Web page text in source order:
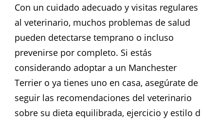
Con un cuidado adecuado y visitas regulares
al veterinario, muchos problemas de salud
pueden detectarse temprano o incluso
prevenirse por completo. Si estás
considerando adoptar a un Manchester
Terrier o ya tienes uno en casa, asegúrate de
seguir las recomendaciones del veterinario
sobre su dieta equilibrada, ejercicio y estilo d